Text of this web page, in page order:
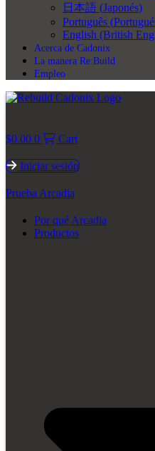
日本語 (Japonés)
Português (
English (British
Acerca de Cadonix
La manera Re:Build
Empleo
$0.00 0 Cart
Iniciar sesión
Prueba Arcadia
Por qué Arcadia
Productos